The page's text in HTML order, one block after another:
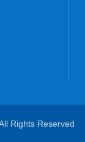
All Rights